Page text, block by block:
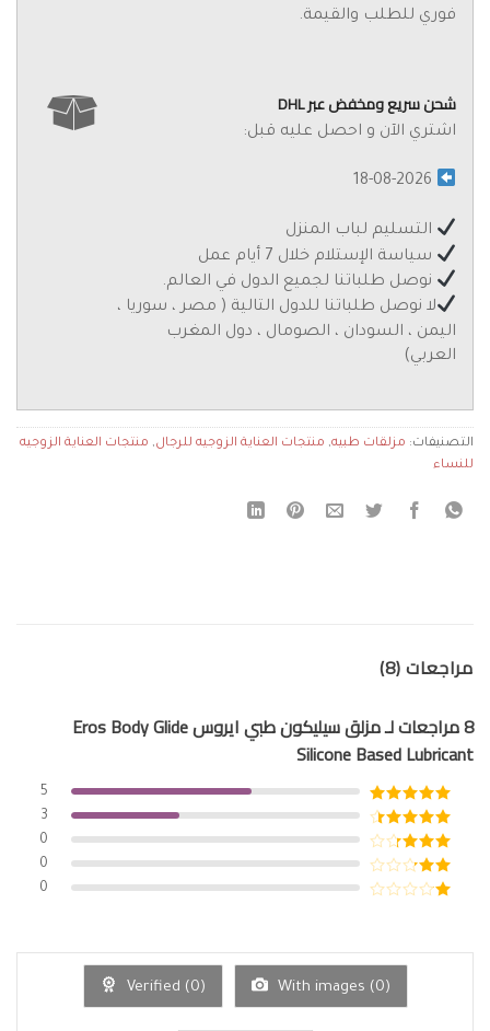
فوري للطلب والقيمة.
شحن سريع ومخفض عبر DHL
اشتري الآن و احصل عليه قبل:
التسليم لباب المنزل
سياسة الإستلام خلال 7 أيام عمل
نوصل طلباتنا لجميع الدول في العالم.
لا نوصل طلباتنا للدول التالية ( مصر ، سوريا ،
اليمن ، السودان ، الصومال ، دول المغرب
العربي)
التصنيفات: مزلقات طبيه, منتجات العناية الزوجيه للرجال, منتجات العناية الزوجيه
للنساء
مراجعات (8)
8 مراجعات لـ
مزلق سيليكون طبي ايروس Eros Body Glide
Silicone Based Lubricant
تم التقييم5
من 5
5
تم التقييم
من 5
3
تم
التقييم
من 5
0
تم
0
من
0
With images ( 0)
Verified ( 0)